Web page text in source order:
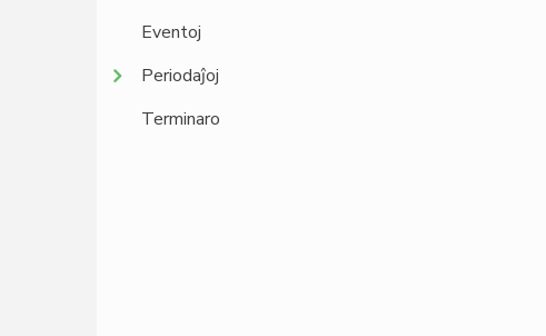
Eventoj
Periodaĵoj
Terminaro